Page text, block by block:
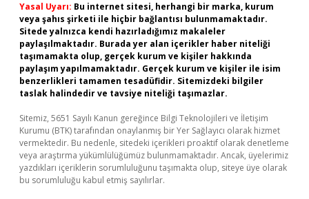
Yasal Uyarı: Bu internet sitesi, herhangi bir marka, kurum
veya şahıs şirketi ile hiçbir bağlantısı bulunmamaktadır.
Sitede yalnızca kendi hazırladığımız makaleler
paylaşılmaktadır. Burada yer alan içerikler haber niteliği
taşımamakta olup, gerçek kurum ve kişiler hakkında
paylaşım yapılmamaktadır. Gerçek kurum ve kişiler ile isim
benzerlikleri tamamen tesadüfidir. Sitemizdeki bilgiler
taslak halindedir ve tavsiye niteliği taşımazlar.
Sitemiz, 5651 Sayılı Kanun gereğince Bilgi Teknolojileri ve İletişim
Kurumu (BTK) tarafından onaylanmış bir Yer Sağlayıcı olarak hizmet
vermektedir. Bu nedenle, sitedeki içerikleri proaktif olarak denetleme
veya araştırma yükümlülüğümüz bulunmamaktadır. Ancak, üyelerimiz
yazdıkları içeriklerin sorumluluğunu taşımakta olup, siteye üye olarak
bu sorumluluğu kabul etmiş sayılırlar.